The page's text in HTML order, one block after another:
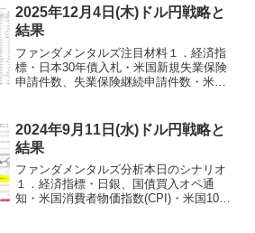
→リスクオフ円買い」で強いドル円下落
が生じました。本日の...
2025年12月4日(木)ドル円戦略と
結果
ファンダメンタルズ注目材料１．経済指
標・日本30年債入札・米国新規失業保険
申請件数、失業保険継続申請件数・米国
ウォッチャー、WSJ紙のニック氏(X投
稿)：FRBブラッ...
2024年9月11日(水)ドル円戦略と
結果
ファンダメンタルズ分析本日のシナリオ
１．経済指標・日銀、国債買入オペ通
知・米国消費者物価指数(CPI)・米国10年